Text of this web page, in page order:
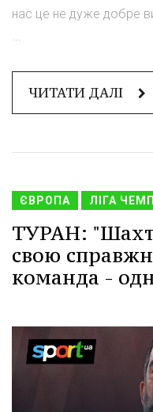
нас це не дуже добре
...
ЧИТАТИ ДАЛІ
ЄВРОПА ЛІГА
ТУРАН:
свою
команда -